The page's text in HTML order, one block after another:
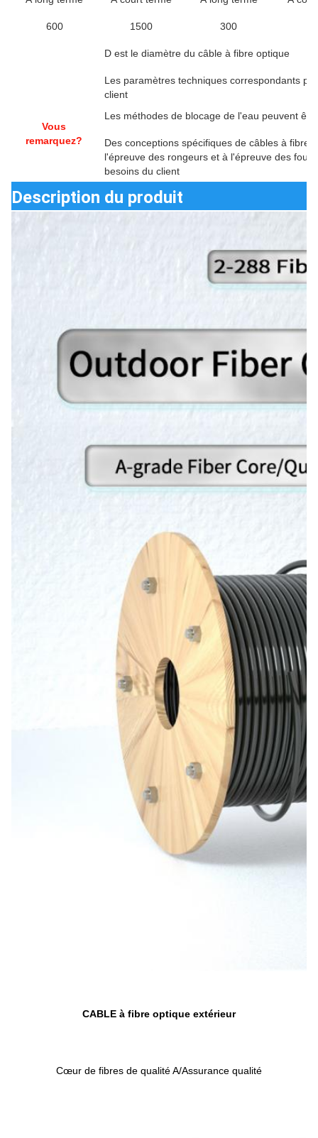
600 1500 300
Vous
remarquez?
D est le diamètre du câble à fibre optique
Les paramètres techniques correspondants
client
Les méthodes de blocage de l'eau peuvent
Des conceptions spécifiques de câbles à fibre
l'épreuve des rongeurs et à l'épreuve des
besoins du client
Description du produit
CABLE à fibre optique extérieur
Cœur de fibres de qualité A/Assurance qualité